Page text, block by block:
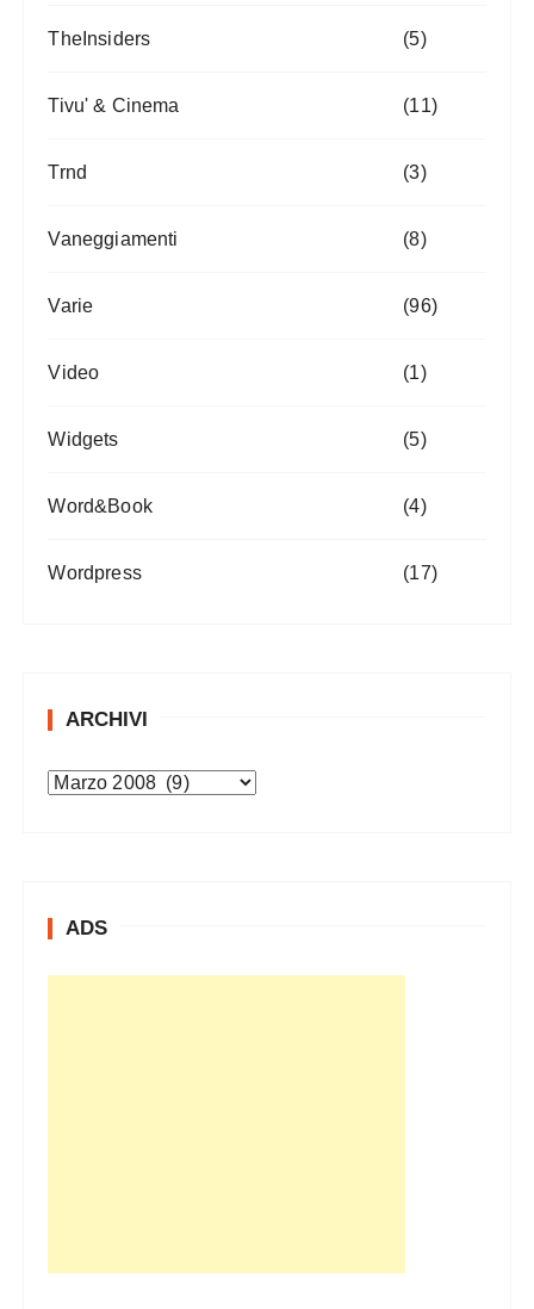
TheInsiders (5)
Tivu' & Cinema (11)
Trnd (3)
Vaneggiamenti (8)
Varie (96)
Video (1)
Widgets (5)
Word&Book (4)
Wordpress (17)
ARCHIVI
A
ADS